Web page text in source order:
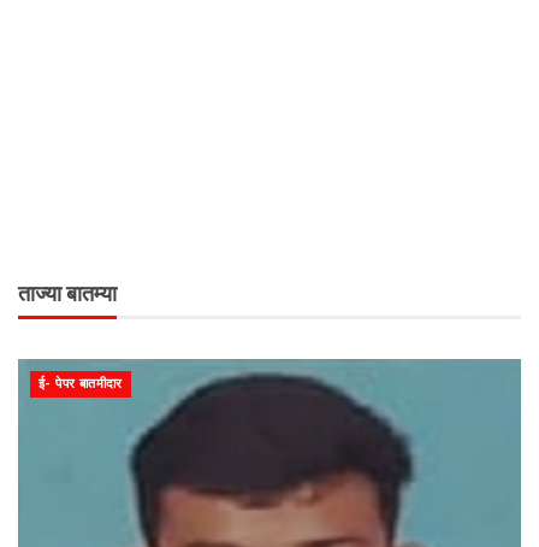
ताज्या बातम्या
ई- पेपर बातमीदार